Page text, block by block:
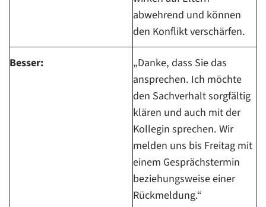
abwehrend und können
den Konflikt verschärfen.
Besser:
„Danke, dass Sie das
ansprechen. Ich möchte
den Sachverhalt sorgfältig
klären und auch mit der
Kollegin sprechen. Wir
melden uns bis Freitag mit
einem Gesprächstermin
beziehungsweise einer
Rückmeldung.“